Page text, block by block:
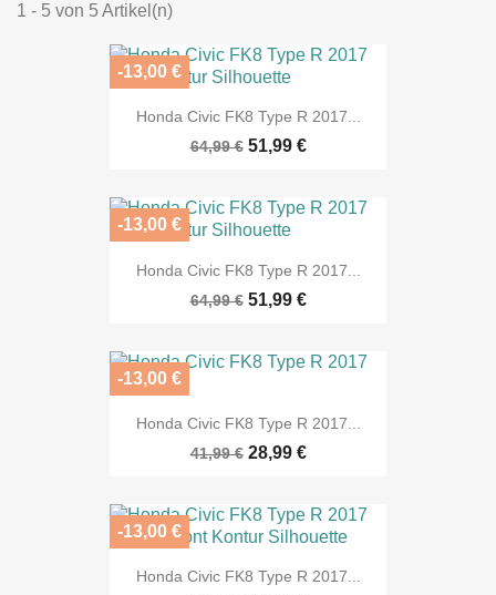
1 - 5 von 5 Artikel(n)
Honda Civic FK8 Type R 2017...
64,99 € 51,99 €
-13,00 €
Honda Civic FK8 Type R 2017...
64,99 € 51,99 €
-13,00 €
Honda Civic FK8 Type R 2017...
41,99 € 28,99 €
-13,00 €
Honda Civic FK8 Type R 2017...
-13,00 €